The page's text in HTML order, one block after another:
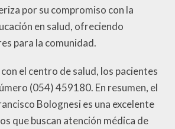
por su compromiso con la
en salud, ofreciendo
para la comunidad.
el centro de salud, los pacientes
(054) 459180. En resumen, el
Bolognesi es una excelente
que buscan atención médica de